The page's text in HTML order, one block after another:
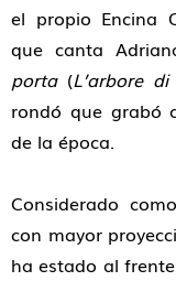
el propio Encina
que canta
porta(L’arbore
rondó que grabó
de la época.
Considerado
con mayor
ha estado al